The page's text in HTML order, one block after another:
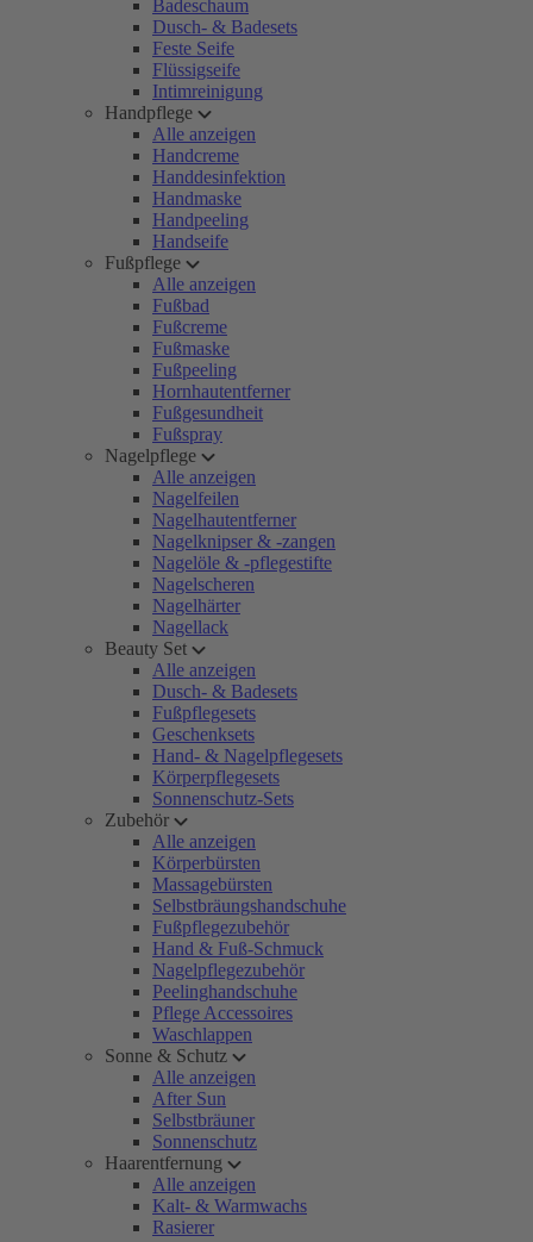
Badeschaum
Dusch- & Badesets
Feste Seife
Flüssigseife
Intimreinigung
Handpflege
Alle anzeigen
Handcreme
Handdesinfektion
Handmaske
Handpeeling
Handseife
Fußpflege
Alle anzeigen
Fußbad
Fußcreme
Fußmaske
Fußpeeling
Hornhautentferner
Fußgesundheit
Fußspray
Nagelpflege
Alle anzeigen
Nagelfeilen
Nagelhautentferner
Nagelknipser & -zangen
Nagelöle & -pflegestifte
Nagelscheren
Nagelhärter
Nagellack
Beauty Set
Alle anzeigen
Dusch- & Badesets
Fußpflegesets
Geschenksets
Hand- & Nagelpflegesets
Körperpflegesets
Sonnenschutz-Sets
Zubehör
Alle anzeigen
Körperbürsten
Massagebürsten
Selbstbräungshandschuhe
Fußpflegezubehör
Hand & Fuß-Schmuck
Nagelpflegezubehör
Peelinghandschuhe
Pflege Accessoires
Waschlappen
Sonne & Schutz
Alle anzeigen
After Sun
Selbstbräuner
Sonnenschutz
Haarentfernung
Alle anzeigen
Kalt- & Warmwachs
Rasierer